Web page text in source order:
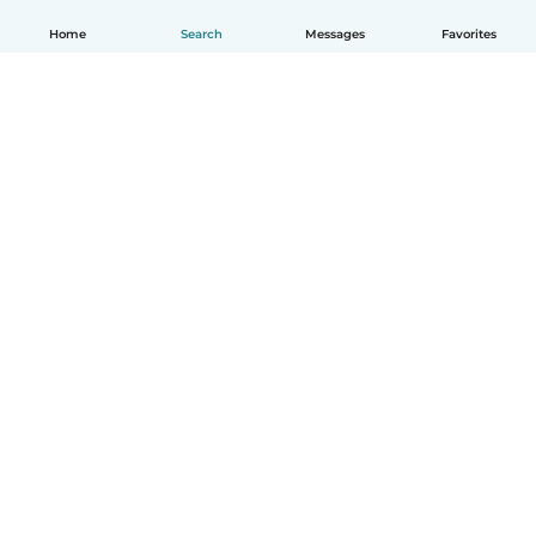
Home Search Messages Favorites